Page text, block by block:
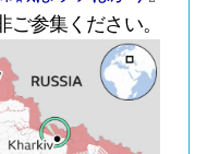
参集ください。